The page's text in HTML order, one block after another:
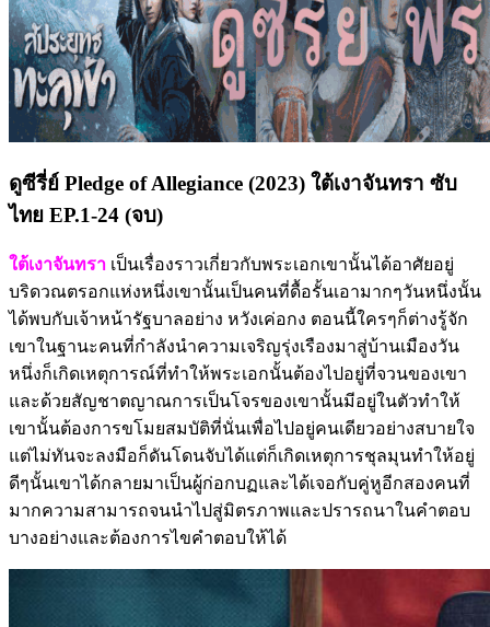
ดูซีรี่ย์ Pledge of Allegiance (2023) ใต้เงาจันทรา ซับ
ไทย EP.1-24 (จบ)
ใต้เงาจันทรา เป็นเรื่องราวเกี่ยวกับพระเอกเขานั้นได้อาศัยอยู่
บริดวณตรอกแห่งหนึ่งเขานั้นเป็นคนที่ดื้อรั้นเอามากๆวันหนึ่งนั้น
ได้พบกับเจ้าหน้ารัฐบาลอย่าง หวังเค่อกง ตอนนี้ใครๆก็ต่างรู้จัก
เขาในฐานะคนที่กำลังนำความเจริญรุ่งเรืองมาสู่บ้านเมืองวัน
หนึ่งก็เกิดเหตุการณ์ที่ทำให้พระเอกนั้นต้องไปอยู่ที่จวนของเขา
และด้วยสัญชาตญาณการเป็นโจรของเขานั้นมีอยู่ในตัวทำให้
เขานั้นต้องการขโมยสมบัติที่นั่นเพื่อไปอยู่คนเดียวอย่างสบายใจ
แต่ไม่ทันจะลงมือก็ดันโดนจับได้แต่ก็เกิดเหตุการชุลมุนทำให้อยู่
ดีๆนั้นเขาได้กลายมาเป็นผู้ก่อกบฏและได้เจอกับคู่หูอีกสองคนที่
มากความสามารถจนนำไปสู่มิตรภาพและปรารถนาในคำตอบ
บางอย่างและต้องการไขคำตอบให้ได้